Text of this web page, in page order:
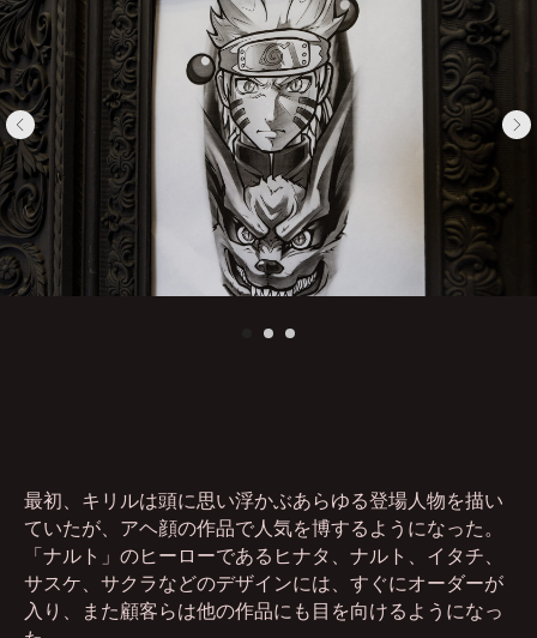
最初、キリルは頭に思い浮かぶあらゆる登場人物を描い
ていたが、アヘ顔の作品で人気を博するようになった。
「ナルト」のヒーローであるヒナタ、ナルト、イタチ、
サスケ、サクラなどのデザインには、すぐにオーダーが
入り、また顧客らは他の作品にも目を向けるようになっ